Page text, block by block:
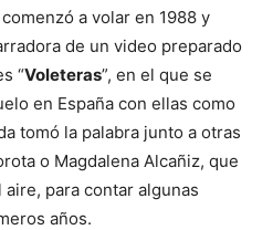
a volar en 1988 y
de un video preparado
“Voleteras”, en el que se
en España con ellas como
tomó la palabra junto a otras
o Magdalena Alcañiz, que
para contar algunas
años.